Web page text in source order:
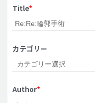
プチ整形
脂肪吸引 (大容量)
idニュース
病院紹介
Title*
カテゴリー
Author*